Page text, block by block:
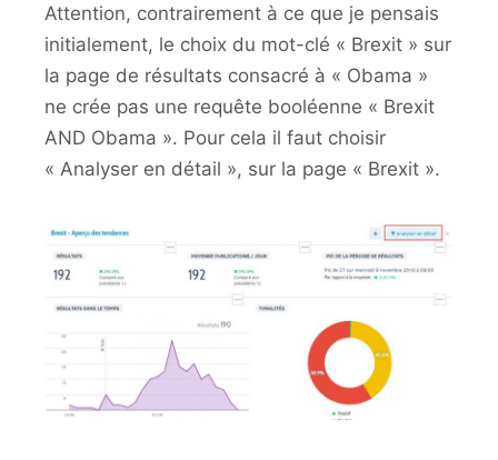
Attention, contrairement à ce que je pensais
initialement, le choix du mot-clé « Brexit » sur
la page de résultats consacré à « Obama »
ne crée pas une requête booléenne « Brexit
AND Obama ». Pour cela il faut choisir
« Analyser en détail », sur la page « Brexit ».